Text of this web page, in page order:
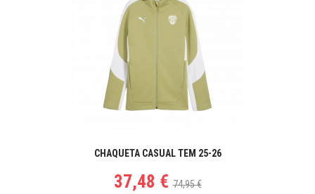
CHAQUETA CASUAL TEM 25-26
37,48 €74,95 €